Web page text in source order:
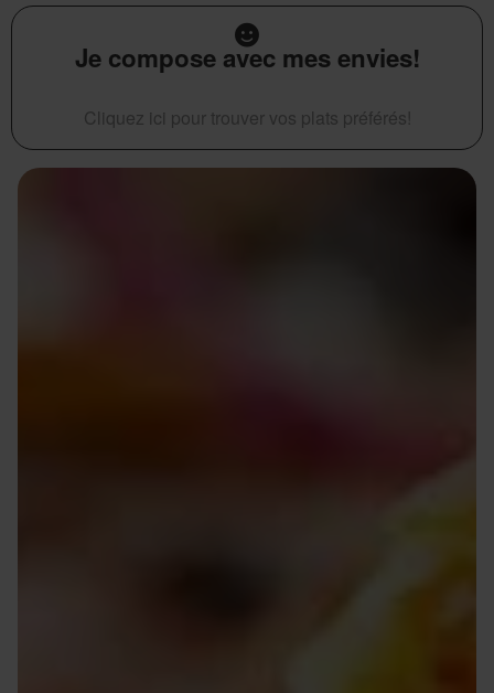
Je compose avec mes envies!
Cliquez ici pour trouver vos plats préférés!